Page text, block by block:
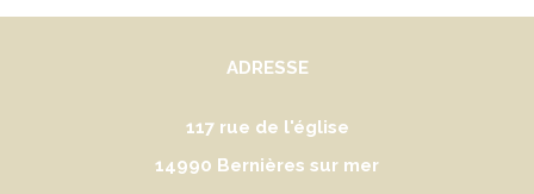
ADRESSE
117 rue de l'église
14990 Bernières sur mer